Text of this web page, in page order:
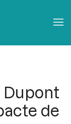
Dupont
de